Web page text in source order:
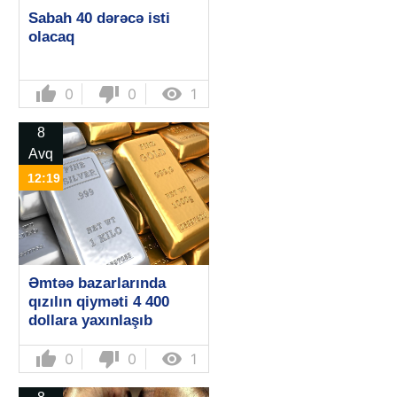
Sabah 40 dərəcə isti
olacaq
thumb_up 0 thumb_down 0  1
8
Avq
12:19
Əmtəə bazarlarında
qızılın qiyməti 4 400
dollara yaxınlaşıb
thumb_up 0 thumb_down 0  1